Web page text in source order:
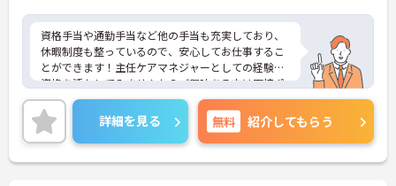
資格手当や通勤手当など他の手当も充実しており、
休暇制度も整っているので、安心してお仕事するこ
とができます！主任ケアマネジャーとしての経験や
資格を活かしてみませんか？ご興味ある方は面接ポ
イントをお伝えしますので、お気軽にお問い合わせ
ください♪
詳細を見る 無料 紹介してもらう